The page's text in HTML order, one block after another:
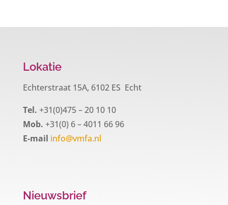
Lokatie
Echterstraat 15A, 6102 ES Echt
Tel. +31(0)475 – 20 10 10
Mob. +31(0) 6 – 4011 66 96
E-mail info@vmfa.nl
Nieuwsbrief